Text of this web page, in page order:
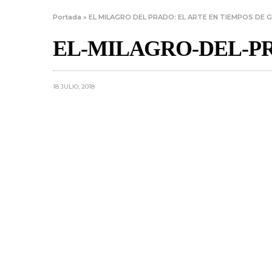
Portada »EL MILAGRO DEL PRADO: EL ARTE EN TIEMPOS DE
EL-MILAGRO-DEL-
18 JULIO, 2018